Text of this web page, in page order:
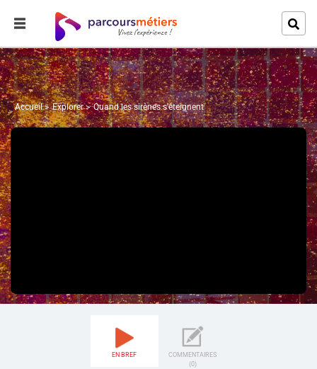
Accueil Explorer Quand les sirènes s'éteignent
EN BREF
COMMENTAIRES
(0)